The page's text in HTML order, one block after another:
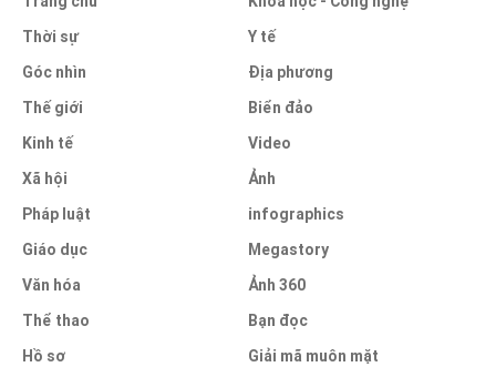
Thời sự
Góc nhìn
Thế giới
Kinh tế
Xã hội
Pháp luật
Giáo dục
Văn hóa
Thể thao
Hồ sơ
Y tế
Địa phương
Biển đảo
Video
Ảnh
infographics
Megastory
Ảnh 360
Bạn đọc
Giải mã muôn mặt